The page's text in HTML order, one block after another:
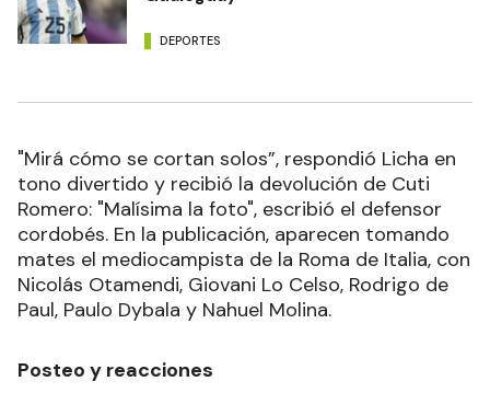
DEPORTES
"Mirá cómo se cortan solos”, respondió Licha en
tono divertido y recibió la devolución de Cuti
Romero: "Malísima la foto", escribió el defensor
cordobés. En la publicación, aparecen tomando
mates el mediocampista de la Roma de Italia, con
Nicolás Otamendi, Giovani Lo Celso, Rodrigo de
Paul, Paulo Dybala y Nahuel Molina.
Posteo y reacciones